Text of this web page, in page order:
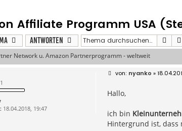
Affiliate Programm USA
Antworten Suche
Network u. Amazon Partnerprogramm - weltweit
18.04.2018, 19:47
B
t
g
nyanko »
Hallo,
ich bin
Hintergrund ist, dass